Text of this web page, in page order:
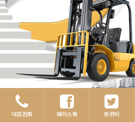
대표전화 페이스북 트위터